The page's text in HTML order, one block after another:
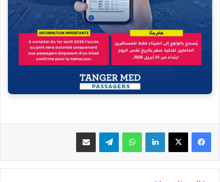
فيسبوك‫X لينكدإن واتساب تيلقرام مشاركة عبر البريد